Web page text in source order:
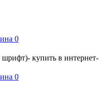
0
купить в интернет-
0